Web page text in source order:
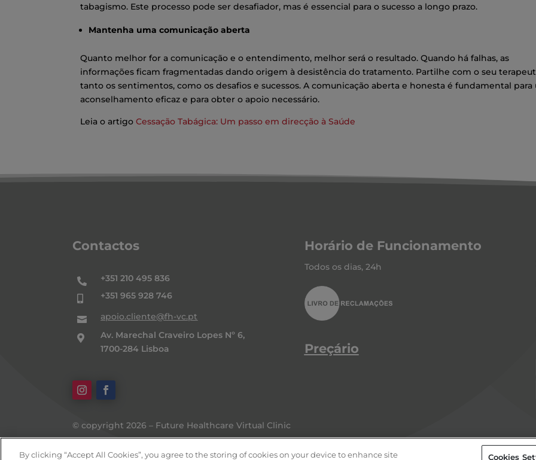
tabagismo. Este processo pode ser desafiador, mas é essencial para o sucesso a longo prazo.
Mantenha uma comunicação aberta
Quanto melhor for a comunicação e o entendimento, melhor será o resultado. Quando há falhas, as
informações ficam fragmentadas dando origem à desistência do tratamento. Partilhe com o seu
tanto os sentimentos, como os desafios e sucessos. A comunicação aberta e honesta é fundamental para
aconselhamento eficaz e para obter o apoio necessário.
Leia o artigoCessação Tabágica: Um passo em direcção à Saúde
Contactos
 +351 210 495 836
 +351 965 928 746
 apoio.cliente@fh-vc.pt

Av. Marechal Craveiro Lopes Nº 6,
1700-284 Lisboa
Horário de Funcionamento
Todos os dias, 24h
Preçário
© copyright 2026 – Future Healthcare Virtual Clinic
A FHVC – FUTURE HEALTHCARE VIRTUAL CLINIC, UNIPESSOAL LDA, com o NIPC 516 037 170, é uma entidade registada na ERS com o número 31851
Aviso Legal e Termos & Condições|Politica de Privacidade|Política de Qualidade Política de Cookies|
By clicking “Accept All Cookies”, you agree to the storing of cookies on your device to enhance site Cookies